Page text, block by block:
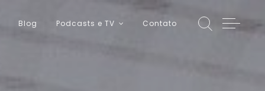
Blog Podcasts e TV Contato